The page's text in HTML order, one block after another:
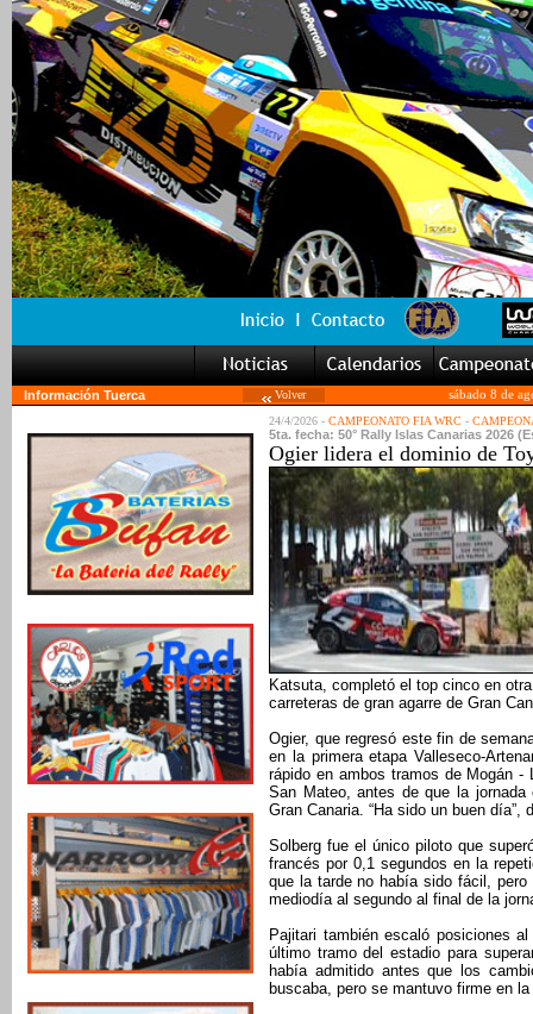
Información Tuerca Volver
sábado 8 de
24/4/2026 - CAMPEONATO FIA WRC -
5ta. fecha: 50° Rally Islas Canarias 2026
Ogier lidera el dominio de
Katsuta, completó el top cinco en
carreteras de gran agarre de Gran
Ogier, que regresó este fin de
en la primera etapa Valleseco-
rápido en ambos tramos de Mogán
San Mateo, antes de que la
Gran Canaria. “Ha sido un buen
Solberg fue el único piloto que
francés por 0,1 segundos en la
que la tarde no había sido fácil,
mediodía al segundo al final de la
Pajitari también escaló posiciones
último tramo del estadio para
había admitido antes que los
buscaba, pero se mantuvo firme en